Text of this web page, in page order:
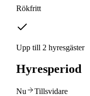
Rökfritt
Upp till 2 hyresgäster
Hyresperiod
Nu Tillsvidare